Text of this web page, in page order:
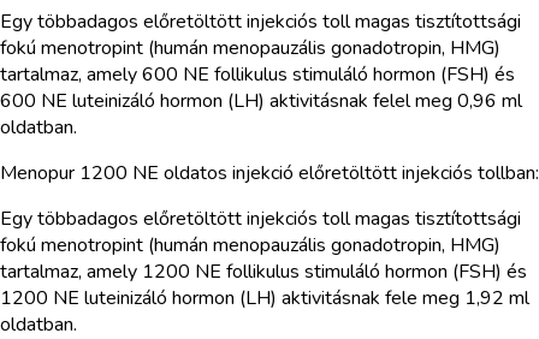
Egy többadagos előretöltött injekciós toll magas tisztítottsági
fokú menotropint (humán menopauzális gonadotropin, HMG)
tartalmaz, amely 600 NE follikulus stimuláló hormon (FSH) és
600 NE luteinizáló hormon (LH) aktivitásnak felel meg 0,96 ml
oldatban.
Menopur 1200 NE oldatos injekció előretöltött injekciós tollban:
Egy többadagos előretöltött injekciós toll magas tisztítottsági
fokú menotropint (humán menopauzális gonadotropin, HMG)
tartalmaz, amely 1200 NE follikulus stimuláló hormon (FSH) és
1200 NE luteinizáló hormon (LH) aktivitásnak fele meg 1,92 ml
oldatban.